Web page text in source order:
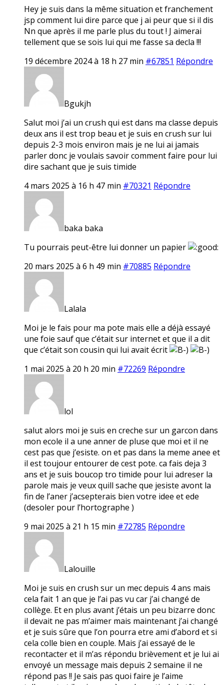
Hey je suis dans la même situation et franchement
jsp comment lui dire parce que j ai peur que si il dis
Nn que après il me parle plus du tout ! J aimerai
tellement que se sois lui qui me fasse sa decla !!!
19 décembre 2024 à 18 h 27 min #67851 Répondre
Bgukjh
Salut moi j’ai un crush qui est dans ma classe depuis
deux ans il est trop beau et je suis en crush sur lui
depuis 2-3 mois environ mais je ne lui ai jamais
parler donc je voulais savoir comment faire pour lui
dire sachant que je suis timide
4 mars 2025 à 16 h 47 min #70321 Répondre
baka baka
Tu pourrais peut-être lui donner un papier
20 mars 2025 à 6 h 49 min #70885 Répondre
Lalala
Moi je le fais pour ma pote mais elle a déjà essayé
une foie sauf que c’était sur internet et que il a dit
que c’était son cousin qui lui avait écrit
1 mai 2025 à 20 h 20 min #72269 Répondre
lol
salut alors moi je suis en creche sur un garcon dans
mon ecole il a une anner de pluse que moi et il ne
cest pas que j’esiste. on et pas dans la meme anee et
il est toujour entourer de cest pote. ca fais deja 3
ans et je suis boucop tro timide pour lui adreser la
parole mais je veux quill sache que jesiste avont la
fin de l’aner j’acsepterais bien votre idee et ede
(desoler pour l’hortographe )
9 mai 2025 à 21 h 15 min #72785 Répondre
Lalouille
Moi je suis en crush sur un mec depuis 4 ans mais
cela fait 1 an que je l’ai pas vu car j’ai changé de
collège. Et en plus avant j’étais un peu bizarre donc
il devait ne pas m’aimer mais maintenant j’ai changé
et je suis sûre que l’on pourra etre ami d’abord et si
cela colle bien en couple. Mais j’ai essayé de le
recontacter et il m’as répondu brièvement et je lui ai
envoyé un message mais depuis 2 semaine il ne
répond pas !! Je sais pas quoi faire je l’aime